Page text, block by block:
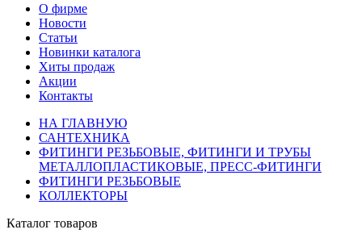
О фирме
Новости
Статьи
Новинки каталога
Хиты продаж
Акции
Контакты
НА ГЛАВНУЮ
САНТЕХНИКА
ФИТИНГИ РЕЗЬБОВЫЕ, ФИТИНГИ И ТРУБЫ
МЕТАЛЛОПЛАСТИКОВЫЕ, ПРЕСС-ФИТИНГИ
ФИТИНГИ РЕЗЬБОВЫЕ
КОЛЛЕКТОРЫ
Каталог товаров